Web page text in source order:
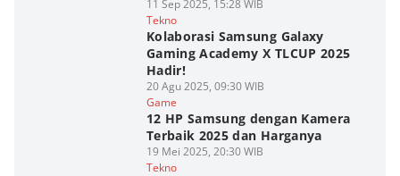
11 Sep 2025, 15:28 WIB
Tekno
Kolaborasi Samsung Galaxy
Gaming Academy X TLCUP 2025
Hadir!
20 Agu 2025, 09:30 WIB
Game
12 HP Samsung dengan Kamera
Terbaik 2025 dan Harganya
19 Mei 2025, 20:30 WIB
Tekno